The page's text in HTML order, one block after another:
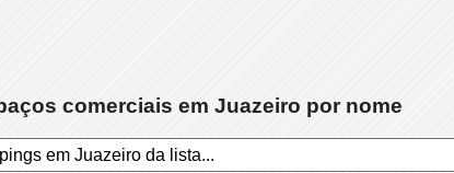
comerciais em Juazeiro por nome